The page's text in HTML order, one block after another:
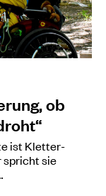
ob
ist Kletter-
spricht sie